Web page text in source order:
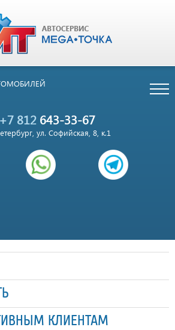
+7 812643-33-67
ул. Софийская, 8, к.1
КЛИЕНТАМ